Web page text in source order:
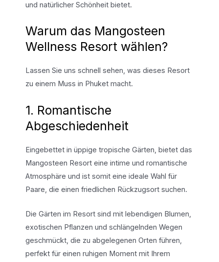
und natürlicher Schönheit bietet.
Warum das Mangosteen
Wellness Resort wählen?
Lassen Sie uns schnell sehen, was dieses Resort
zu einem Muss in Phuket macht.
1. Romantische
Abgeschiedenheit
Eingebettet in üppige tropische Gärten, bietet das
Mangosteen Resort eine intime und romantische
Atmosphäre und ist somit eine ideale Wahl für
Paare, die einen friedlichen Rückzugsort suchen.
Die Gärten im Resort sind mit lebendigen Blumen,
exotischen Pflanzen und schlängelnden Wegen
geschmückt, die zu abgelegenen Orten führen,
perfekt für einen ruhigen Moment mit Ihrem